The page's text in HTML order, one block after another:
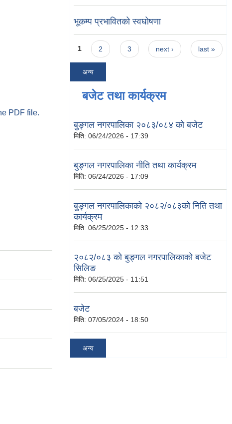
PDF file.
भूकम्प प्रभावितको स्वघोषणा
Pages
1 2 3 next › last »
अन्य
बजेट तथा कार्यक्रम
बुङ्गल नगरपालिका २०८३/०८४ को बजेट
मिति: 06/24/2026 - 17:39
बुङ्गल नगरपालिका नीति तथा कार्यक्रम
मिति: 06/24/2026 - 17:09
बुङ्गल नगरपालिकाको २०८२/०८३को निति तथा
कार्यक्रम
मिति: 06/25/2025 - 12:33
२०८२/०८३ को बुङ्गल नगरपालिकाको बजेट
सिलिङ
मिति: 06/25/2025 - 11:51
बजेट
मिति: 07/05/2024 - 18:50
अन्य